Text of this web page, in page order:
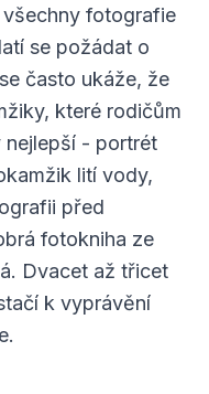
všechny fotografie
se požádat o
často ukáže, že
které rodičům
nejlepší - portrét
lití vody,
před
fotokniha ze
Dvacet až třicet
k vyprávění